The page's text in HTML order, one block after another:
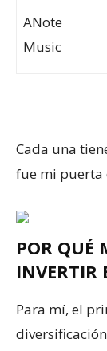
ANote
Music
Cada una
fue mi puerta
POR QUÉ
INVERTIR
Para mí, el